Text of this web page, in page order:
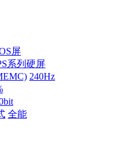
屏
系列硬屏
240Hz
全能